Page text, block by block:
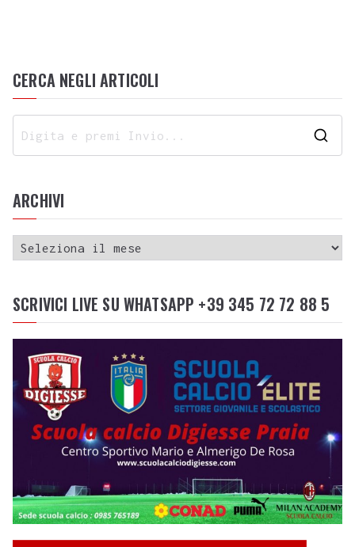
CERCA NEGLI ARTICOLI
ARCHIVI
SCRIVICI LIVE SU WHATSAPP +39 345 72 72 88 5